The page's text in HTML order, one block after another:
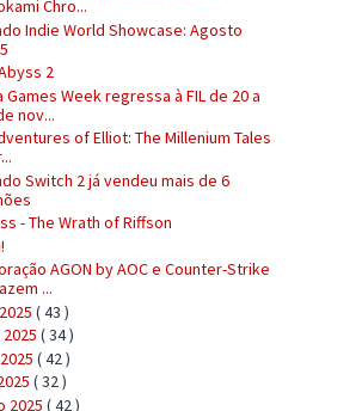
Chro...
Indie World Showcase: Agosto
2
Games Week regressa à FIL de 20 a
nov...
of Elliot: The Millenium Tales
Switch 2 já vendeu mais de 6
- The Wrath of Riffson
AGON by AOC e Counter-Strike
...
( 43 )
( 34 )
( 42 )
( 32 )
2025 ( 42 )